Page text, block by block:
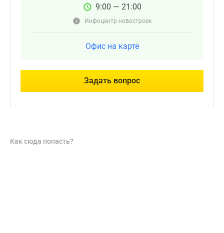
9:00 — 21:00
Инфоцентр новостроек
Офис на карте
Задать вопрос
Как сюда попасть?